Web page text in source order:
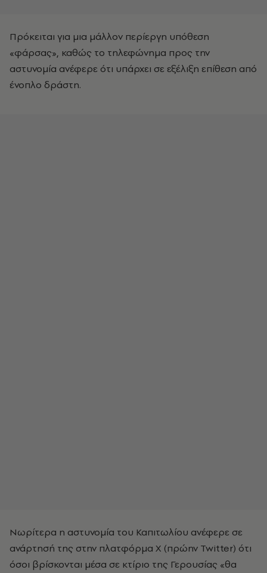
Πρόκειται για μια μάλλον περίεργη υπόθεση
«φάρσας», καθώς το τηλεφώνημα προς την
αστυνομία ανέφερε ότι υπάρχει σε εξέλιξη επίθεση από
ένοπλο δράστη.
Νωρίτερα η αστυνομία του Καπιτωλίου ανέφερε σε
ανάρτησή της στην πλατφόρμα X (πρώην Twitter) ότι
όσοι βρίσκονται μέσα σε κτίριο της Γερουσίας «θα